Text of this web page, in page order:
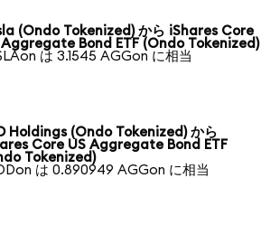
(Ondo Tokenized) から iShares Core
Aggregate Bond ETF (Ondo Tokenized)
は 3.1545 AGGon に相当
Holdings (Ondo Tokenized) から
Core US Aggregate Bond ETF
Tokenized)
は 0.890949 AGGon に相当